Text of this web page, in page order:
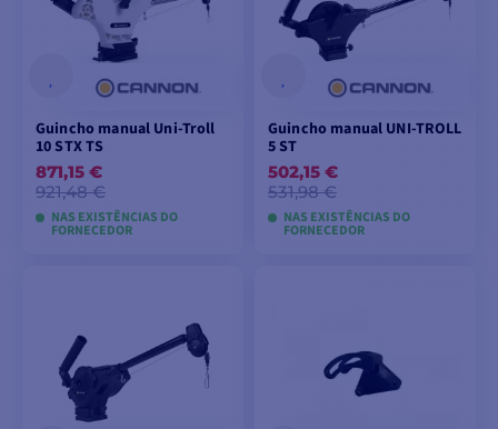
Guincho manual Uni-Troll
10 STX TS
871,15 €
921,48 €
NAS EXISTÊNCIAS DO
FORNECEDOR
Guincho manual UNI-TROLL
5 ST
502,15 €
531,98 €
NAS EXISTÊNCIAS DO
FORNECEDOR